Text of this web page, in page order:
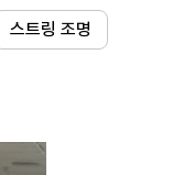
스트링 조명